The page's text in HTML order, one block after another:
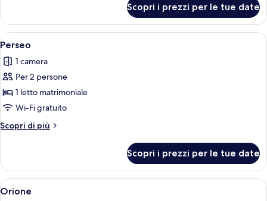
Scopri i prezzi per le tue date
Apri
tutte
le
foto
per
Perseo
Una camera da letto con un letto,
14
Perseo
1 camera
Per 2 persone
1 letto matrimoniale
Wi-Fi gratuito
Scopri di più
Altri
Scopri i prezzi per le tue date
Apri
tutte
Una camera da letto moderna con
16
Orione